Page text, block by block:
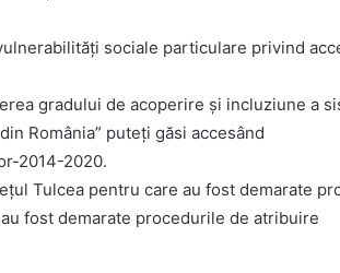
sociale particulare privind
gradului de acoperire și incluziune a
România” puteți găsi accesând
2014-2020.
Tulcea pentru care au fost demarate
fost demarate procedurile de atribuire